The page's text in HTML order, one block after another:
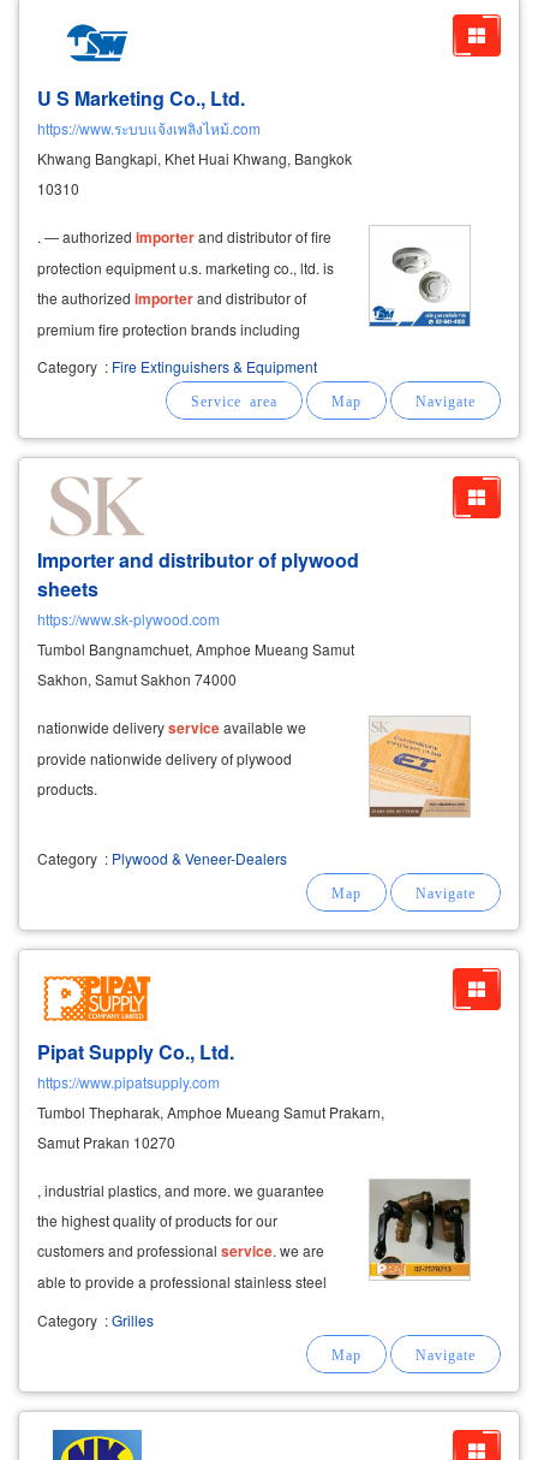
U S Marketing Co., Ltd.
https://www.ระบบแจ้งเพลิงไหม้.com
Khwang Bangkapi, Khet Huai Khwang, Bangkok
10310
. — authorized importerand distributor of fire
protection equipment u.s. marketing co., ltd. is
the authorized importerand distributor of
premium fire protection brands including
honeywell, notifier, fire-lite, silent knight, and
system sensor. all products meet ul and fm
global standards. we provide
Category : Fire Extinguishers & Equipment
Importer and distributor of plywood
sheets
https://www.sk-plywood.com
Tumbol Bangnamchuet, Amphoe Mueang Samut
Sakhon, Samut Sakhon 74000
nationwide deliveryserviceavailable we
provide nationwide delivery of plywood
products.
Category : Plywood & Veneer-Dealers
Pipat Supply Co., Ltd.
https://www.pipatsupply.com
Tumbol Thepharak, Amphoe Mueang Samut Prakarn,
Samut Prakan 10270
, industrial plastics, and more. we guarantee
the highest quality of products for our
customers and professional service. we are
able to provide a professional stainless steel
wire netting cutting
quality, made-to-order workpieces according to
Category :Grilles